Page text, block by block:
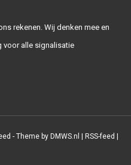
rekenen. Wij denken mee en
voor alle signalisatie
- Theme by DMWS.nl RSS-feed